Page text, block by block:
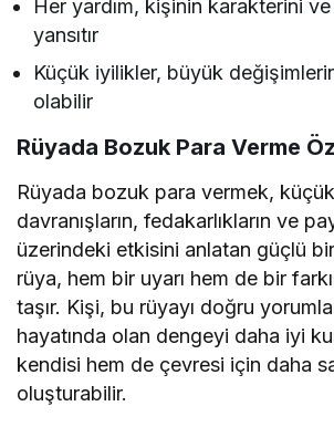
Her yardım, kişinin karakterini ve
yansıtır
Küçük iyilikler, büyük
olabilir
Rüyada Bozuk Para Verme
Rüyada bozuk para vermek, küçük
davranışların, fedakarlıkların ve
üzerindeki etkisini anlatan güçlü
rüya, hem bir uyarı hem de bir
taşır. Kişi, bu rüyayı doğru
hayatında olan dengeyi daha iyi
kendisi hem de çevresi için daha
oluşturabilir.